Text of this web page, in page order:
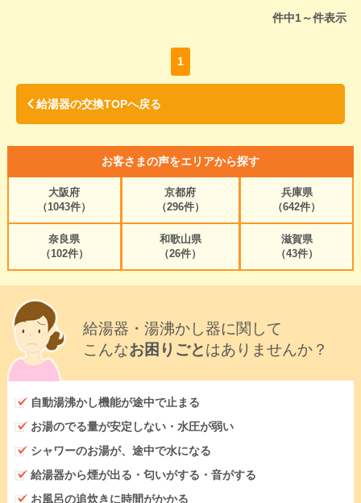
件中1～件表示
1
給湯器の交換TOPへ戻る
お客さまの声をエリアから探す
大阪府
（1043件）
京都府
（296件）
兵庫県
（642件）
奈良県
（102件）
和歌山県
（26件）
滋賀県
（43件）
給湯器・湯沸かし器に関して
こんなお困りごとはありませんか？
自動湯沸かし機能が途中で止まる
お湯のでる量が安定しない・水圧が弱い
シャワーのお湯が、途中で水になる
給湯器から煙が出る・匂いがする・音がする
お風呂の追炊きに時間がかかる